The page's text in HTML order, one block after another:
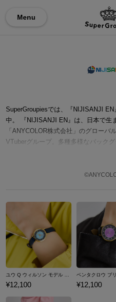
Menu
SuperGroupiesでは、『NIJISANJI
中。 『NIJISANJI EN』は、日本で生
「ANYCOLOR株式会社」のグローバ
VTuberグループ。多種多様なバック
数所属。英語を母語とするタレント
中のファンに向けて発信しています
ユウ Q ウィルソン、ベンタクロウ
ジ――Krisisのヒーローたちとコラボし
ップ&フォンタブ、キーチャーム、ア
ドラ、闇ノシュウたちとコラボした、
ジェットポーチといった公式コラボ
ます。
¥12,100 ¥12,100